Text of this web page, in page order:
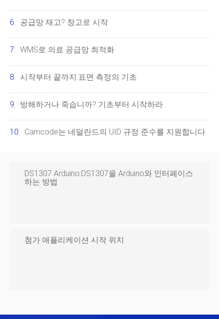
공급망 재고? 창고로 시작
WMS로 의료 공급망 최적화
시작부터 끝까지:표면 측정의 기초
방해하거나 죽습니까? 기초부터 시작하라
Camcode는 네덜란드의 UID 규정 준수를 지원합니다.
DS1307 Arduino:DS1307을 Arduino와 인터페이스
하는 방법
첨가 애플리케이션 시작 위치